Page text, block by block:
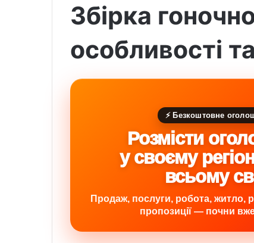
Збірка
особливості
⚡ Безкоштовне
Розмісти
у своєму
всьому
Продаж, послуги, робота, житло,
пропозиції — почни